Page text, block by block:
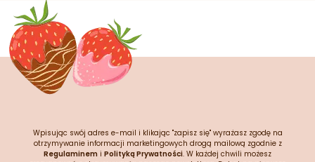
Wpisując swój adres e-mail i klikając "zapisz się" wyrażasz zgodę na
otrzymywanie informacji marketingowych drogą mailową zgodnie z
Regulaminem i Polityką Prywatności. W każdej chwili możesz